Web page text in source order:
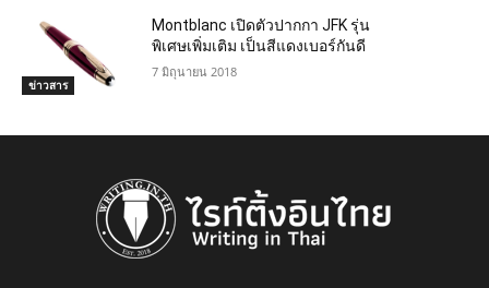
ข่าวสาร
Montblanc เปิดตัวปากกา JFK รุ่น
พิเศษเพิ่มเติม เป็นสีแดงเบอร์กันดี
7 มิถุนายน 2018